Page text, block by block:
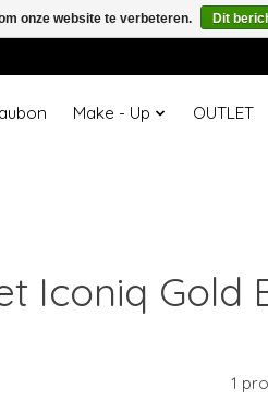
Make - Up OUTLET
Iconiq Gold
1
onze website te verbeteren. Dit